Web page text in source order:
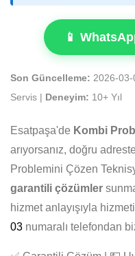
📱
Son Güncelleme: 2026-03-
Servis |
Deneyim: 10+ Yıl
Esatpaşa'de Kombi
arıyorsanız, doğru
Problemini Çözen
garantili çözümler
hizmet anlayışıyla
03 numaralı telefondan